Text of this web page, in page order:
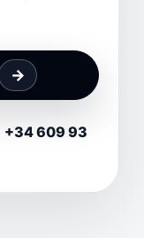
+34 609 93